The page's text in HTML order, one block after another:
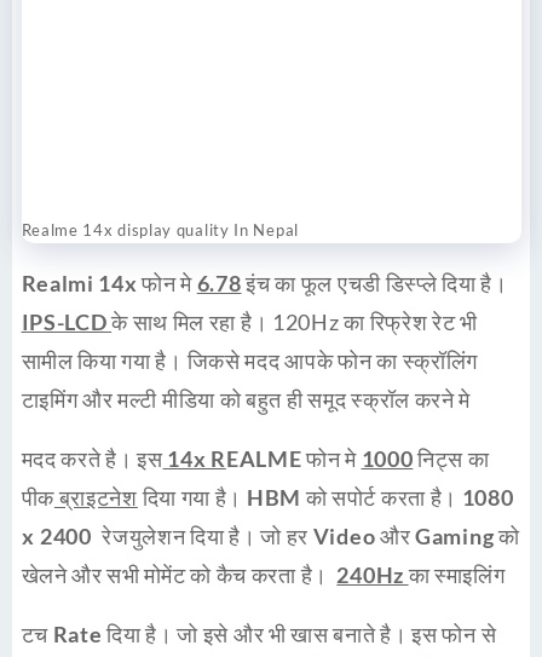
Realme 14x display quality In Nepal
Realmi 14xफोन मे6.78इंच का फूल एचडी डिस्प्ले दिया है।
IPS-LCDके साथ मिल रहा है। 120Hz का रिफ्रेश रेट भी
सामील किया गया है। जिकसे मदद आपके फोन का स्क्रॉलिंग
टाइमिंग और मल्टी मीडिया को बहुत ही समूद स्क्रॉल करने मे
मदद करते है। इस14x REALMEफोन मे 1000निट्स का
पीकब्राइटनेशदिया गया है। HBM को सपोर्ट करता है। 1080
x 2400 रेजयुलेशन दिया है। जो हर VideoऔरGamingको
खेलने और सभी मोमेंट को कैच करता है। 240Hzका स्माइलिंग
टच Rateदिया है। जो इसे और भी खास बनाते है। इस फोन से